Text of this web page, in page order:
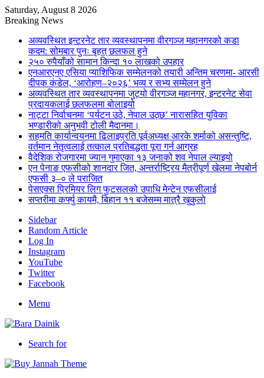
Saturday, August 8 2026
Breaking News
अव्यवस्थित इन्टरनेट तार व्यवस्थापनमा वीरगञ्ज महानगरको कडा
कदम: सोमबार पुनः बृहत् छलफल हुने
२५० रुपैयाँको सामान किन्दा १० लाखको उपहार
एनआरएनए एसिया प्याशिफिक सम्मेलनको तयारी अन्तिम चरणमा- आरसी
दीपक कंडेल, ‘आरोहण–२०२६’ भव्य र सभ्य सम्मेलन हुने
अव्यवस्थित तार व्यवस्थापनमा जुट्यो वीरगञ्ज महानगर, इन्टरनेट सेवा
प्रदायकलाई छलफलमा बोलाइयो
नाट्टा निर्वाचनमा ‘पर्यटन उठे, नेपाल उठ्छ’ नारासहित युविका
भण्डारीको अनुभवी टोली मैदानमा।
सहमति कार्यान्वयनमा ढिलाइप्रति पूर्वअध्यक्ष आरके शर्माको असन्तुष्टि,
वर्तमान नेतृत्वलाई तत्काल प्रतिबद्धता पूरा गर्न आग्रह
वैदेशिक रोजगारमा ज्यान गुमाएका १३ जनाको शव नेपाल ल्याइयो
एन पेनाङ एफसीको शानदार जित, अन्तर्राष्ट्रिय मैत्रीपूर्ण खेलमा नेपबोर्न
एफसी ३–० ले पराजित
पेसएक्स प्रिमियर लिग फुटसलको उपाधि मेन्टेन एफसीलाई
सप्तरीमा कर्फ्यु कायमै, बिहान ११ बजेसम्म मात्रै खुकुलो
Sidebar
Random Article
Log In
Instagram
YouTube
Twitter
Facebook
Menu
Search for